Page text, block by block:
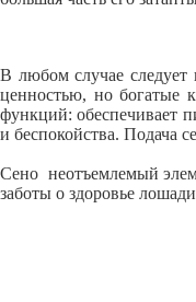
В любом случае следует
ценностью, но богатые
функций: обеспечивает
и беспокойства. Подача
Сено неотъемлемый
заботы о здоровье